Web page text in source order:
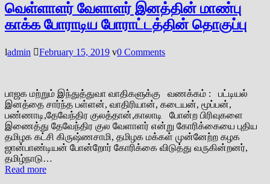
வெள்ளாளர் வேளாளர் இனத்தின் மாண்பு
காக்க போராடிய போராட்டத்தின் தொகுப்பு
admin February 15, 2019 0 Comments
பாஜக மற்றும் இந்துத்துவா வாதிகளுக்கு வணக்கம் : பட்டியல்
இனத்தை சார்ந்த பள்ளன், வாதிரியான், கடையன், மூப்பன்,
பண்ணாடி,தேவேந்திர குலத்தான்,காலாடி போன்ற பிரிவுகளை
இணைத்து தேவேந்திர குல வேளாளர் என்று கோரிக்கையை புதிய
தமிழக கட்சி கிருஷ்ணசாமி, தமிழக மக்கள் முன்னேற்ற கழக
ஜான்பாண்டியன் போன்றோர் கோரிக்கை விடுத்து வருகின்றனர்,
தமிழ்நாடு…
Read more